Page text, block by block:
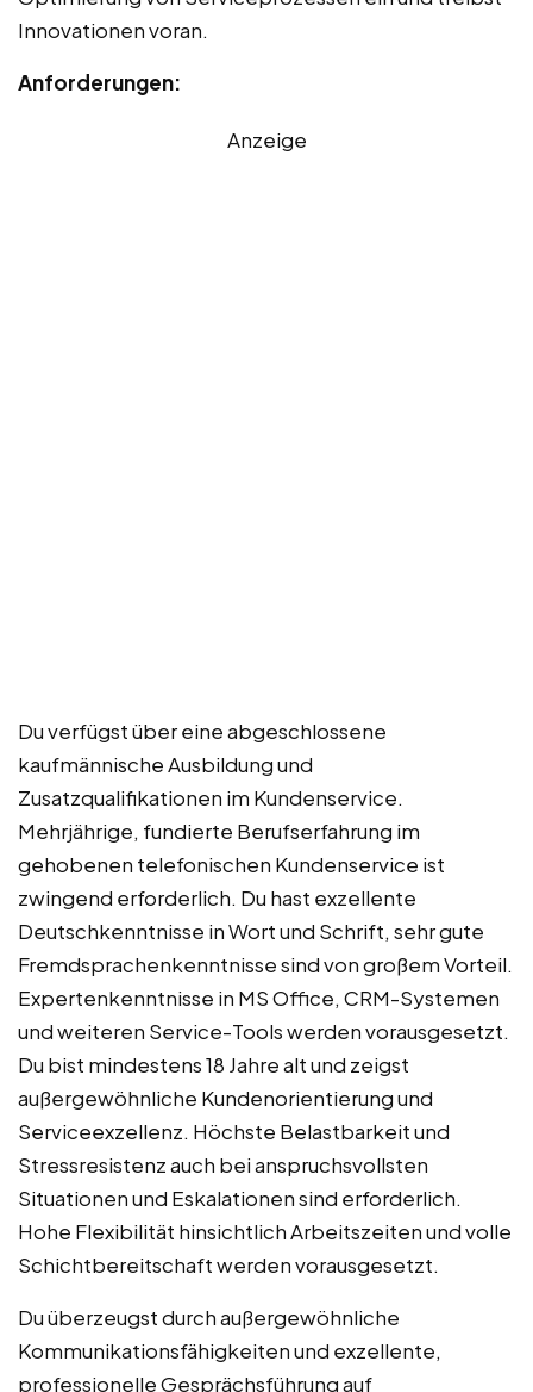
Innovationen voran.
Anforderungen:
Anzeige
Du verfügst über eine abgeschlossene
kaufmännische Ausbildung und
Zusatzqualifikationen im Kundenservice.
Mehrjährige, fundierte Berufserfahrung im
gehobenen telefonischen Kundenservice ist
zwingend erforderlich. Du hast exzellente
Deutschkenntnisse in Wort und Schrift, sehr gute
Fremdsprachenkenntnisse sind von großem Vorteil.
Expertenkenntnisse in MS Office, CRM-Systemen
und weiteren Service-Tools werden vorausgesetzt.
Du bist mindestens 18 Jahre alt und zeigst
außergewöhnliche Kundenorientierung und
Serviceexzellenz. Höchste Belastbarkeit und
Stressresistenz auch bei anspruchsvollsten
Situationen und Eskalationen sind erforderlich.
Hohe Flexibilität hinsichtlich Arbeitszeiten und volle
Schichtbereitschaft werden vorausgesetzt.
Du überzeugst durch außergewöhnliche
Kommunikationsfähigkeiten und exzellente,
professionelle Gesprächsführung auf